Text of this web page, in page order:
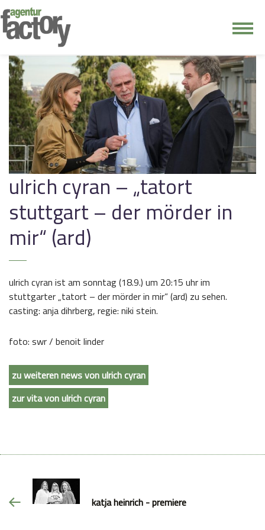
kontakt
ulrich cyran – „tatort
stuttgart – der mörder in
mir“ (ard)
ulrich cyran ist am sonntag (18.9.) um 20:15 uhr im
stuttgarter „tatort – der mörder in mir“ (ard) zu sehen.
casting: anja dihrberg, regie: niki stein.
foto: swr / benoit linder
zu weiteren news von ulrich cyran
zur vita von ulrich cyran
katja heinrich - premiere